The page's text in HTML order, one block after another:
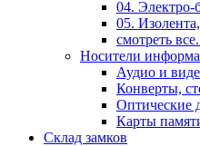
04.
05.
смотреть
Носители
Аудио и
Конверты,
Оптические
Карты
Склад замков